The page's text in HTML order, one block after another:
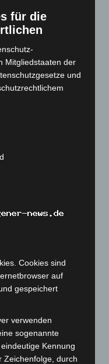
für die
Mitgliedstaaten der
und
Cookies sind
auf
gespeichert
verwenden
sogenannte
Kennung
Zeichenfolge, durch